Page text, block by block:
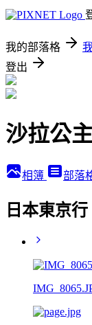
我的部落格
登出
沙拉公
相簿 部落
日本東京